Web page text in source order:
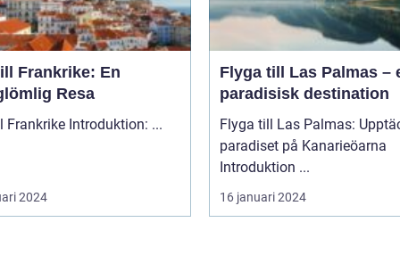
Frankrike: En
Resa
Åka till Frankrike Introduktion: ...
2024
Flyga till Las Palmas –
paradisisk destination
Flyga till Las Palmas:
paradiset på Kanarieöarna
Introduktion ...
16 januari 2024